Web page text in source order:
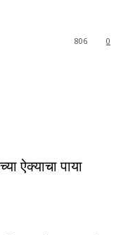
0
806
ऐक्याचा पाया